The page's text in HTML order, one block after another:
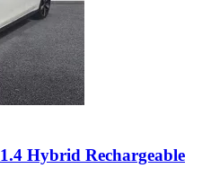
1.4 Hybrid Rechargeable